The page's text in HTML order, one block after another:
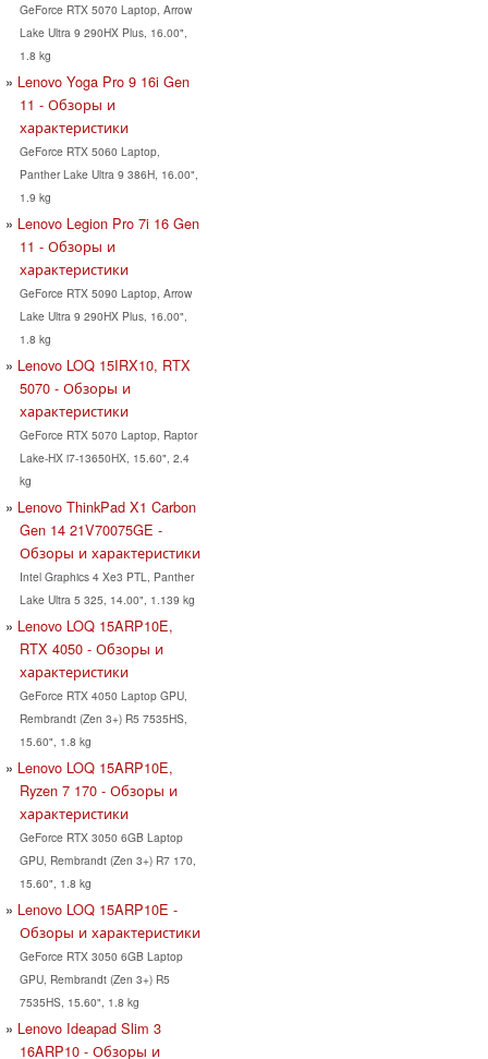
GeForce RTX 5070 Laptop, Arrow
Lake Ultra 9 290HX Plus, 16.00",
1.8 kg
Lenovo Yoga Pro 9 16i Gen
11 - Обзоры и
характеристики
GeForce RTX 5060 Laptop,
Panther Lake Ultra 9 386H, 16.00",
1.9 kg
Lenovo Legion Pro 7i 16 Gen
11 - Обзоры и
характеристики
GeForce RTX 5090 Laptop, Arrow
Lake Ultra 9 290HX Plus, 16.00",
1.8 kg
Lenovo LOQ 15IRX10, RTX
5070 - Обзоры и
характеристики
GeForce RTX 5070 Laptop, Raptor
Lake-HX i7-13650HX, 15.60", 2.4
kg
Lenovo ThinkPad X1 Carbon
Gen 14 21V70075GE -
Обзоры и характеристики
Intel Graphics 4 Xe3 PTL, Panther
Lake Ultra 5 325, 14.00", 1.139 kg
Lenovo LOQ 15ARP10E,
RTX 4050 - Обзоры и
характеристики
GeForce RTX 4050 Laptop GPU,
Rembrandt (Zen 3+) R5 7535HS,
15.60", 1.8 kg
Lenovo LOQ 15ARP10E,
Ryzen 7 170 - Обзоры и
характеристики
GeForce RTX 3050 6GB Laptop
GPU, Rembrandt (Zen 3+) R7 170,
15.60", 1.8 kg
Lenovo LOQ 15ARP10E -
Обзоры и характеристики
GeForce RTX 3050 6GB Laptop
GPU, Rembrandt (Zen 3+) R5
7535HS, 15.60", 1.8 kg
Lenovo Ideapad Slim 3
16ARP10 - Обзоры и